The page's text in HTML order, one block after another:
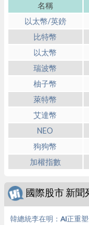
名稱
以太幣/英鎊
比特幣
以太幣
瑞波幣
柚子幣
萊特幣
艾達幣
NEO
狗狗幣
加權指數
國際股市 新聞
韓總統李在明：AI正重